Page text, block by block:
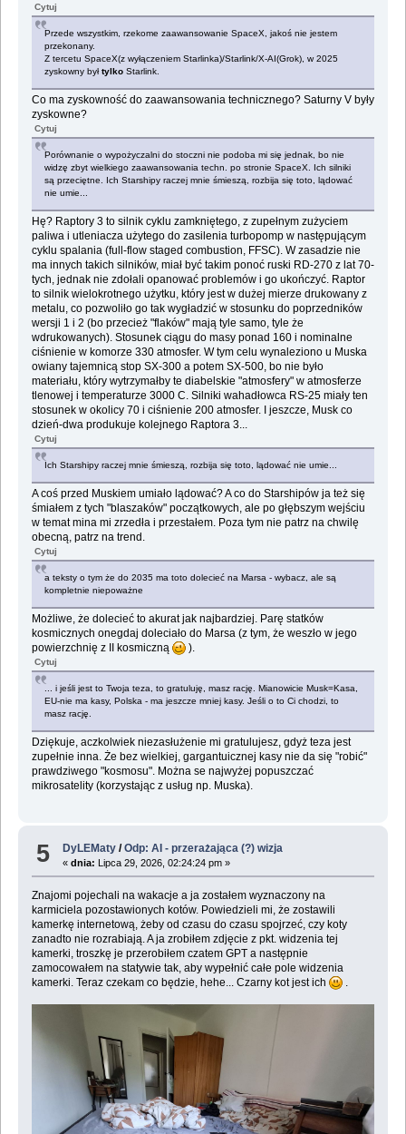
Cytuj
Przede wszystkim, rzekome zaawansowanie SpaceX, jakoś nie jestem
przekonany.
Z tercetu SpaceX(z wyłączeniem Starlinka)/Starlink/X-AI(Grok), w 2025
zyskowny byłtylkoStarlink.
Co ma zyskowność do zaawansowania technicznego? Saturny V były
zyskowne?
Cytuj
Porównanie o wypożyczalni do stoczni nie podoba mi się jednak, bo nie
widzę zbyt wielkiego zaawansowania techn. po stronie SpaceX. Ich silniki
są przeciętne. Ich Starshipy raczej mnie śmieszą, rozbija się toto, lądować
nie umie...
Hę? Raptory 3 to silnik cyklu zamkniętego, z zupełnym zużyciem
paliwa i utleniacza użytego do zasilenia turbopomp w następującym
cyklu spalania (full-flow staged combustion, FFSC). W zasadzie nie
ma innych takich silników, miał być takim ponoć ruski RD-270 z lat 70-
tych, jednak nie zdołali opanować problemów i go ukończyć. Raptor
to silnik wielokrotnego użytku, który jest w dużej mierze drukowany z
metalu, co pozwoliło go tak wygładzić w stosunku do poprzedników
wersji 1 i 2 (bo przecież "flaków" mają tyle samo, tyle że
wdrukowanych). Stosunek ciągu do masy ponad 160 i nominalne
ciśnienie w komorze 330 atmosfer. W tym celu wynaleziono u Muska
owiany tajemnicą stop SX-300 a potem SX-500, bo nie było
materiału, który wytrzymałby te diabelskie "atmosfery" w atmosferze
tlenowej i temperaturze 3000 C. Silniki wahadłowca RS-25 miały ten
stosunek w okolicy 70 i ciśnienie 200 atmosfer. I jeszcze, Musk co
dzień-dwa produkuje kolejnego Raptora 3...
Cytuj
Ich Starshipy raczej mnie śmieszą, rozbija się toto, lądować nie umie...
A coś przed Muskiem umiało lądować? A co do Starshipów ja też się
śmiałem z tych "blaszaków" początkowych, ale po głębszym wejściu
w temat mina mi zrzedła i przestałem. Poza tym nie patrz na chwilę
obecną, patrz na trend.
Cytuj
a teksty o tym że do 2035 ma toto dolecieć na Marsa - wybacz, ale są
kompletnie niepoważne
Możliwe, że dolecieć to akurat jak najbardziej. Parę statków
kosmicznych onegdaj doleciało do Marsa (z tym, że weszło w jego
powierzchnię z II kosmiczną
).
Cytuj
... i jeśli jest to Twoja teza, to gratuluję, masz rację. Mianowicie Musk=Kasa,
EU-nie ma kasy, Polska - ma jeszcze mniej kasy. Jeśli o to Ci chodzi, to
masz rację.
Dziękuje, aczkolwiek niezasłużenie mi gratulujesz, gdyż teza jest
zupełnie inna. Że bez wielkiej, gargantuicznej kasy nie da się "robić"
prawdziwego "kosmosu". Można se najwyżej popuszczać
mikrosatelity (korzystając z usług np. Muska).
5 DyLEMaty /Odp: AI - przerażająca (?) wizja
«dnia: Lipca 29, 2026, 02:24:24 pm »
Znajomi pojechali na wakacje a ja zostałem wyznaczony na
karmiciela pozostawionych kotów. Powiedzieli mi, że zostawili
kamerkę internetową, żeby od czasu do czasu spojrzeć, czy koty
zanadto nie rozrabiają. A ja zrobiłem zdjęcie z pkt. widzenia tej
kamerki, troszkę je przerobiłem czatem GPT a następnie
zamocowałem na statywie tak, aby wypełnić całe pole widzenia
kamerki. Teraz czekam co będzie, hehe... Czarny kot jest ich
.